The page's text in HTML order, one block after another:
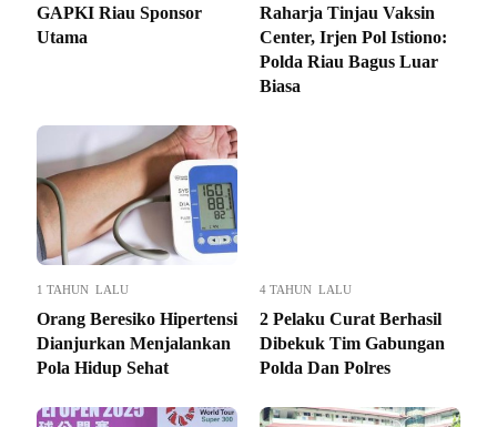
GAPKI Riau Sponsor
Utama
Raharja Tinjau Vaksin
Center, Irjen Pol Istiono:
Polda Riau Bagus Luar
Biasa
1 TAHUN LALU
Orang Beresiko Hipertensi
Dianjurkan Menjalankan
Pola Hidup Sehat
4 TAHUN LALU
2 Pelaku Curat Berhasil
Dibekuk Tim Gabungan
Polda Dan Polres